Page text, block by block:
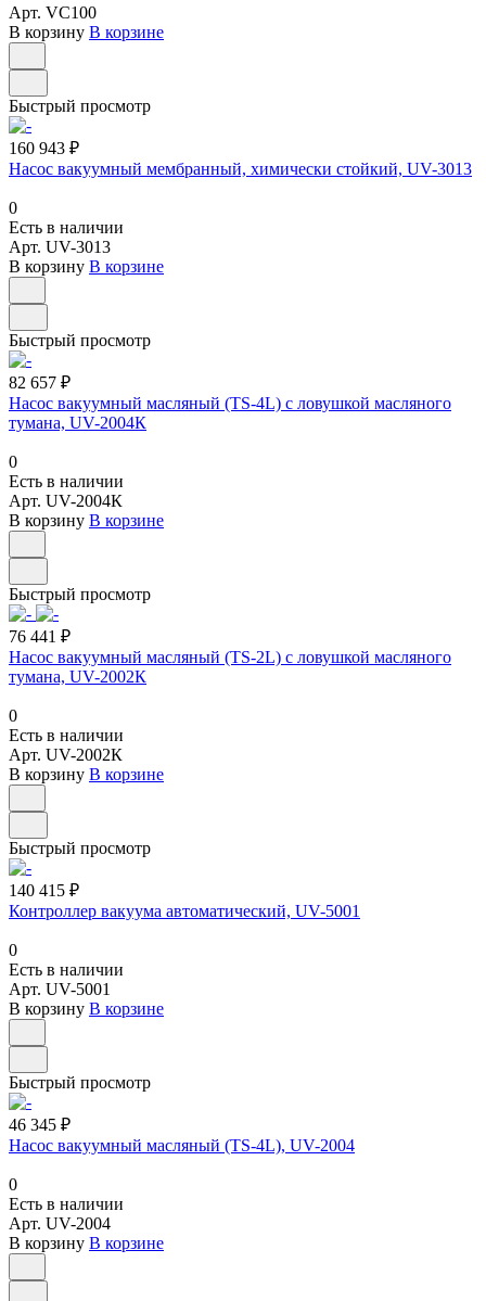
Арт. VC100
В корзину В корзине
Быстрый просмотр
160 943 ₽
Насос вакуумный мембранный, химически стойкий, UV-3013
0
Есть в наличии
Арт. UV-3013
В корзину В корзине
Быстрый просмотр
82 657 ₽
Насос вакуумный масляный (TS-4L) с ловушкой масляного
тумана, UV-2004К
0
Есть в наличии
Арт. UV-2004К
В корзину В корзине
Быстрый просмотр
76 441 ₽
Насос вакуумный масляный (TS-2L) с ловушкой масляного
тумана, UV-2002К
0
Есть в наличии
Арт. UV-2002К
В корзину В корзине
Быстрый просмотр
140 415 ₽
Контроллер вакуума автоматический, UV-5001
0
Есть в наличии
Арт. UV-5001
В корзину В корзине
Быстрый просмотр
46 345 ₽
Насос вакуумный масляный (TS-4L), UV-2004
0
Есть в наличии
Арт. UV-2004
В корзину В корзине